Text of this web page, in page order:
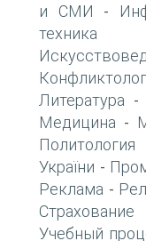
и СМИ -
техника
Литература -
Медицина -
Политология
України -
Реклама -
Страхование
Учебный